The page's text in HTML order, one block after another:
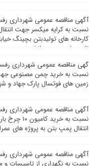
آگهی مناقصه عمومی شهرداری
نسبت به کرایه میکسر جهت
کارخانه های تولیدبتن بچینگ
تاسیسات مهر-مهمانشهر
گهی مناقصه عمومی شهرداری
نسبت به خرید چمن مصنوعی
زمین های فوتسال پارک جهاد و
آگهی مناقصه عمومی شهرداری
نسبت به خرید
انتقال پمپ بتن به پروژه های
آگهی مناقصه عمومی شهرداری
نسبت به نگهداری از تاسیسات و